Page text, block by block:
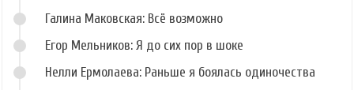
Галина Маковская: Всё возможно
Егор Мельников: Я до сих пор в шоке
Нелли Ермолаева: Раньше я боялась одиночества